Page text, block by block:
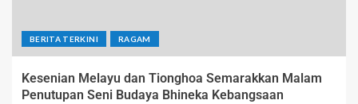
BERITA TERKINI RAGAM
Kesenian Melayu dan Tionghoa Semarakkan Malam
Penutupan Seni Budaya Bhineka Kebangsaan